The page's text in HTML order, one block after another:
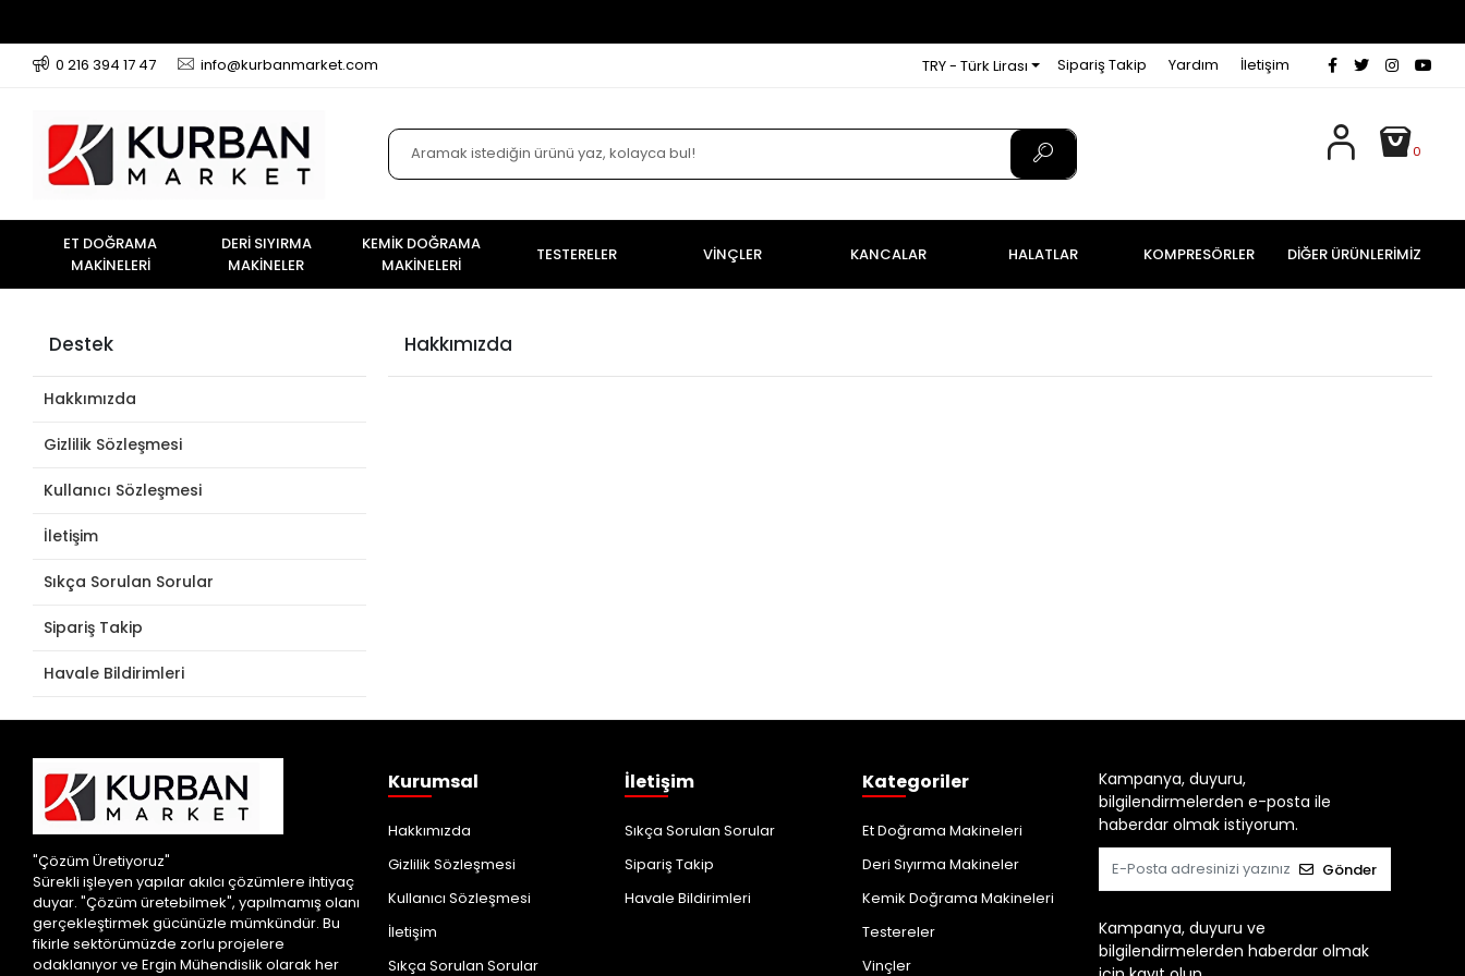
0 216 394 17 47 info@kurbanmarket.com TRY - Türk Lirası Sipariş Takip Yardım İletişim
0
ET DOĞRAMA
MAKİNELERİ
DERİ SIYIRMA
MAKİNELER
KEMİK DOĞRAMA
MAKİNELERİ
TESTERELER VİNÇLER KANCALAR HALATLAR KOMPRESÖRLER DİĞER ÜRÜNLERİMİZ
Destek
Hakkımızda
Gizlilik Sözleşmesi
Kullanıcı Sözleşmesi
İletişim
Sıkça Sorulan Sorular
Sipariş Takip
Havale Bildirimleri
Hakkımızda
"Çözüm Üretiyoruz"
Sürekli işleyen yapılar akılcı çözümlere ihtiyaç
duyar. "Çözüm üretebilmek", yapılmamış olanı
gerçekleştirmek gücünüzle mümkündür. Bu
fikirle sektörümüzde zorlu projelere
odaklanıyor ve Ergin Mühendislik olarak her
Kurumsal
Hakkımızda
Gizlilik Sözleşmesi
Kullanıcı Sözleşmesi
İletişim
Sıkça Sorulan Sorular
İletişim
Sıkça Sorulan Sorular
Sipariş Takip
Havale Bildirimleri
Kategoriler
Et Doğrama Makineleri
Deri Sıyırma Makineler
Kemik Doğrama Makineleri
Testereler
Vinçler
Kampanya, duyuru,
bilgilendirmelerden e-posta ile
haberdar olmak istiyorum.
Gönder
Kampanya, duyuru ve
bilgilendirmelerden haberdar olmak